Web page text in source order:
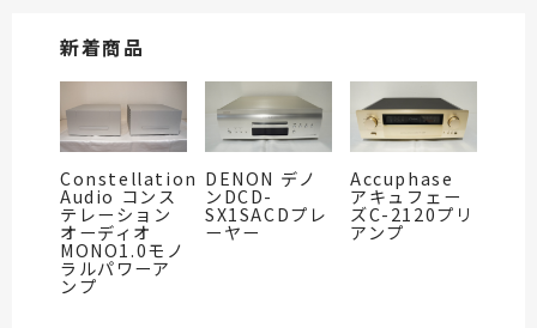
新着商品
Constellation
Audio コンス
テレーション
オーディオ
MONO1.0モノ
ラルパワーア
ンプ
DENON デノ
ンDCD-
SX1SACDプレ
ーヤー
Accuphase
アキュフェー
ズC-2120プリ
アンプ